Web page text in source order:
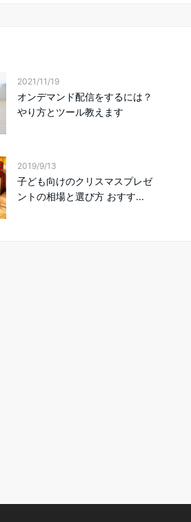
2021/11/19
オンデマンド配信をするには？
やり方とツール教えます
2019/9/13
子ども向けのクリスマスプレゼ
ントの相場と選び方 おすす...